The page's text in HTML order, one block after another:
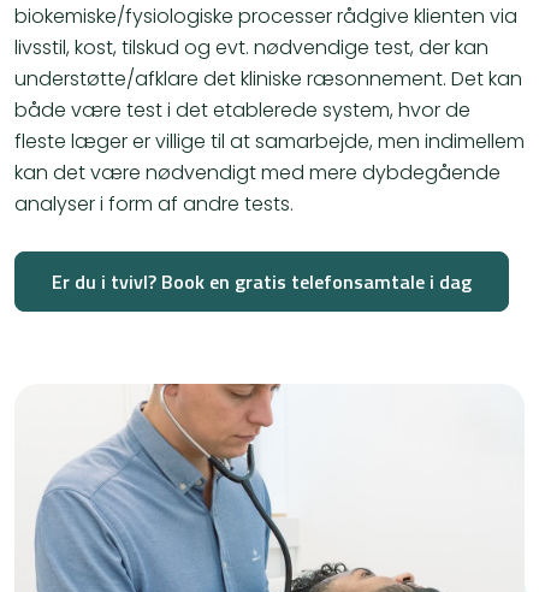
biokemiske/fysiologiske processer rådgive klienten via
livsstil, kost, tilskud og evt. nødvendige test, der kan
understøtte/afklare det kliniske ræsonnement. Det kan
både være test i det etablerede system, hvor de
fleste læger er villige til at samarbejde, men indimellem
kan det være nødvendigt med mere dybdegående
analyser i form af andre tests.
Er du i tvivl? Book en gratis telefonsamtale i dag